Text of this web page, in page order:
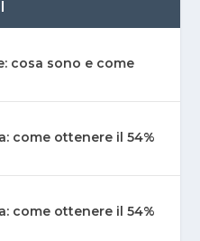
cosa sono e come
come ottenere il 54%
come ottenere il 54%